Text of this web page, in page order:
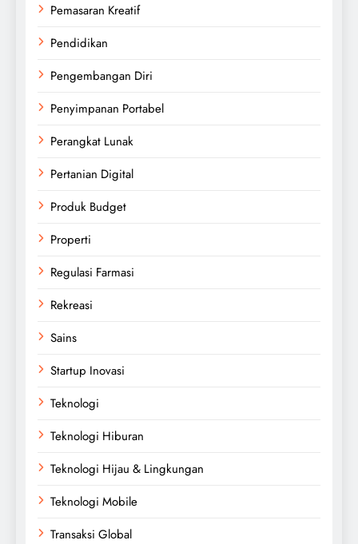
Pemasaran Kreatif
Pendidikan
Pengembangan Diri
Penyimpanan Portabel
Perangkat Lunak
Pertanian Digital
Produk Budget
Properti
Regulasi Farmasi
Rekreasi
Sains
Startup Inovasi
Teknologi
Teknologi Hiburan
Teknologi Hijau & Lingkungan
Teknologi Mobile
Transaksi Global